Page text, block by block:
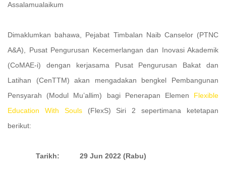
Assalamualaikum
Dimaklumkan bahawa, Pejabat Timbalan Naib Canselor (PTNC
A&A), Pusat Pengurusan Kecemerlangan dan Inovasi Akademik
(CoMAE-i) dengan kerjasama Pusat Pengurusan Bakat dan
Latihan (CenTTM) akan mengadakan bengkel Pembangunan
Pensyarah (Modul Mu’allim) bagi Penerapan Elemen Flexible
Education With Souls (FlexS) Siri 2 sepertimana ketetapan
berikut:
Tarikh: 29 Jun 2022 (Rabu)